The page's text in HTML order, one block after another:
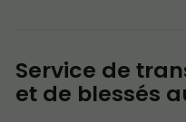
Service de
et de blessés